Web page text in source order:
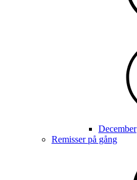
December
Remisser på gång